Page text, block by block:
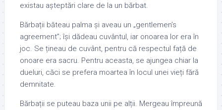
existau așteptări clare de la un bărbat.
Bărbații băteau palma și aveau un „gentlemen’s
agreement”; își dădeau cuvântul, iar onoarea lor era în
joc. Se țineau de cuvânt, pentru că respectul față de
onoare era sacru. Pentru aceasta, se ajungea chiar la
dueluri, căci se prefera moartea în locul unei vieți fără
demnitate.
Bărbații se puteau baza unii pe alții. Mergeau împreună